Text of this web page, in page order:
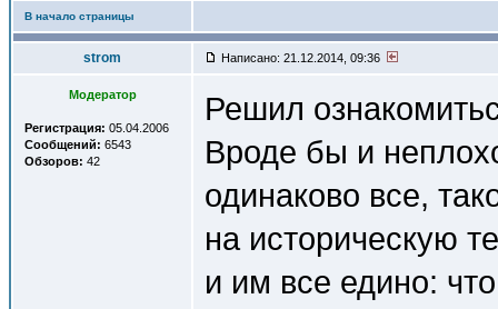
В начало страницы
strom Написано: 21.12.2014, 09:36
Модератор
Регистрация: 05.04.2006
Сообщений: 6543
Обзоров: 42
Решил
Вроде бы и
одинаково все,
на историческую
и им все едино: